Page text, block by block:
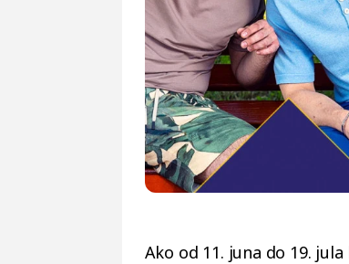
Ako od 11. juna do 19.